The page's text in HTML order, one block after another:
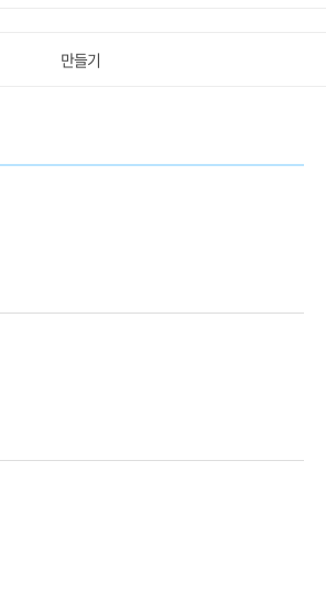
만들기